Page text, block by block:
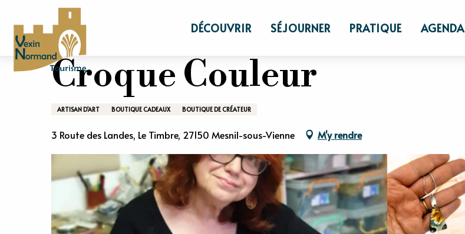
contenu
principal
DÉCOUVRIR SÉJOURNER PRATIQUE AGENDA
Accueil
Croque Couleur
ARTISAN D'ART BOUTIQUE CADEAUX BOUTIQUE DE CRÉATEUR
3 Route des Landes, Le Timbre, 27150 Mesnil-sous-Vienne M'y rendre